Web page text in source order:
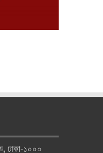
ঢাকা-১০০০